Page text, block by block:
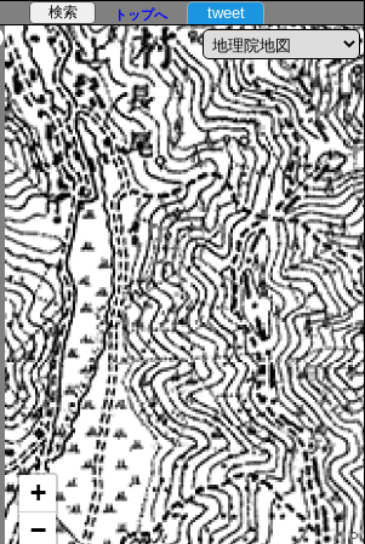
tweet
トップへ
+
−